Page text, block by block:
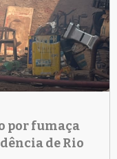
por fumaça
de Rio